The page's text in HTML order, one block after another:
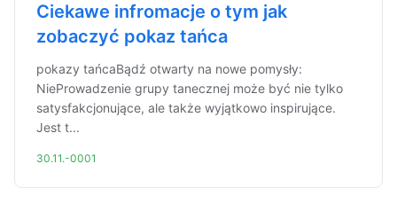
Ciekawe infromacje o tym jak
zobaczyć pokaz tańca
pokazy tańcaBądź otwarty na nowe pomysły:
NieProwadzenie grupy tanecznej może być nie tylko
satysfakcjonujące, ale także wyjątkowo inspirujące.
Jest t...
30.11.-0001